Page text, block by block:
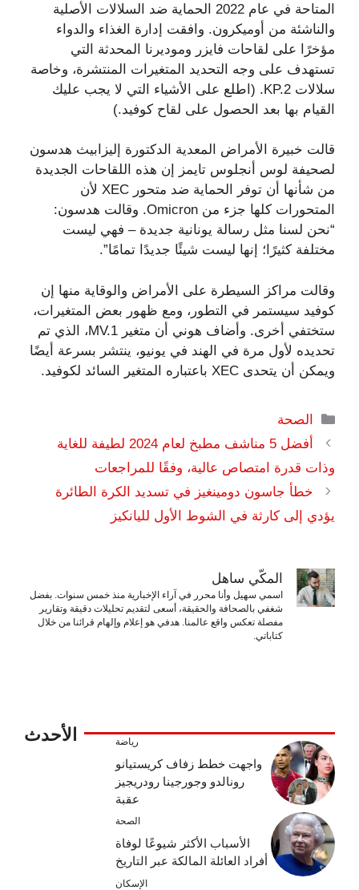
المتاحة في عام 2022 الحماية ضد السلالات الأصلية
والناشئة من أوميكرون. وافقت إدارة الغذاء والدواء
مؤخرًا على لقاحات فايزر وموديرنا المحدثة التي
تستهدف على وجه التحديد المتغيرات المنتشرة، وخاصة
سلالات KP.2. (اطلع على الأشياء التي لا يجب عليك
القيام بها بعد الحصول على لقاح كوفيد.)
قالت خبيرة الأمراض المعدية الدكتورة إليزابيث هدسون
لصحيفة لوس أنجلوس تايمز إن هذه اللقاحات الجديدة
من شأنها أن توفر الحماية ضد متحور XEC لأن
المتحورات كلها جزء من Omicron. وقالت هدسون:
“نحن لسنا مثل رسالة يونانية جديدة – فهي ليست
مختلفة كثيرًا؛ إنها ليست شيئًا جديدًا تمامًا”.
وقالت مراكز السيطرة على الأمراض والوقاية منها إن
كوفيد سيستمر في التطور، ومع ظهور بعض المتغيرات،
ستختفي أخرى. وأضاف هوني أن متغير MV.1، الذي تم
تحديده لأول مرة في الهند في يونيو، ينتشر بسرعة أيضًا
ويمكن أن يتحدى XEC باعتباره المتغير السائد لكوفيد.
التصنيفات
الصحة
أفضل 5 مناشف مطبخ لعام 2024 لطيفة للغاية
وذات قدرة امتصاص عالية، وفقًا للمراجعات
خطأ جاسون دومينغيز في تسديد الكرة الطائرة
يؤدي إلى كارثة في الشوط الأول لليانكيز
المكّي ساهل
اسمي سهيل وأنا محرر في آراء الإخبارية منذ خمس سنوات. بفضل
شغفي بالصحافة والحقيقة، أسعى لتقديم تحليلات دقيقة وتقارير
مفصلة تعكس واقع عالمنا. هدفي هو إعلام وإلهام قرائنا من خلال
كتاباتي.
الأحدث رياضة
واجهت خطط زفاف كريستيانو
رونالدو وجورجينا رودريجيز
عقبة
الصحة
الأسباب الأكثر شيوعًا لوفاة
أفراد العائلة المالكة عبر التاريخ
الإسكان